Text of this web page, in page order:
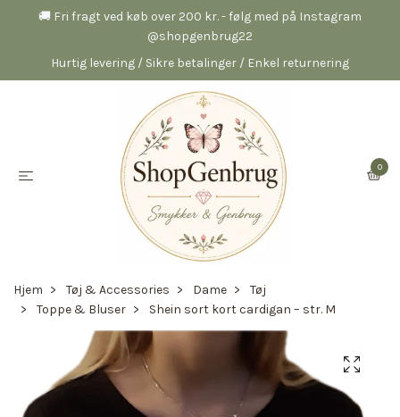
🚚 Fri fragt ved køb over 200 kr. - følg med på Instagram
@shopgenbrug22
Hurtig levering / Sikre betalinger / Enkel returnering
0
Hjem Tøj & Accessories Dame
Tøj
Toppe & Bluser
Shein sort kort cardigan – str. M